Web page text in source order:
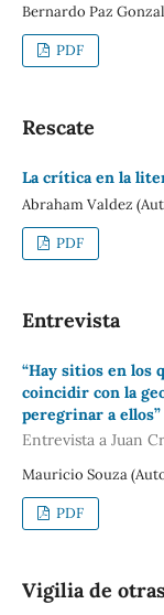
Bernardo Paz
PDF
Rescate
La crítica en la
Abraham Valdez
PDF
Entrevista
“Hay sitios en los
coincidir con la
peregrinar a ellos”
Entrevista a Juan
Mauricio Souza
PDF
Vigilia de